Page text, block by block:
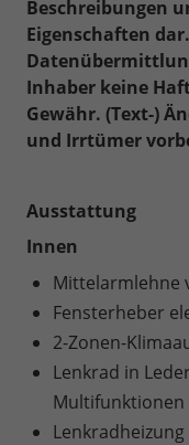
Beschreibungen
Eigenschaften
Inhaber keine
Gewähr. (Text-)
und Irrtümer
Ausstattung
Innen
Mittelarmlehne
Fensterheber
2-Zonen-
Lenkrad in
Multifunktionen
Lenkradheizung